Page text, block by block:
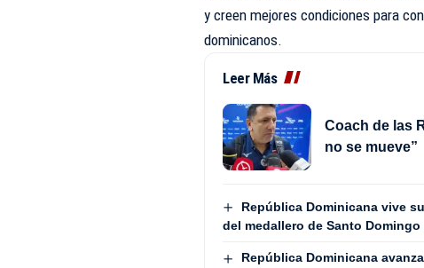
y creen mejores condiciones para
dominicanos.
Leer Más
Coach de las
no se mueve”
República Dominicana vive
del medallero de Santo Domingo
República Dominicana